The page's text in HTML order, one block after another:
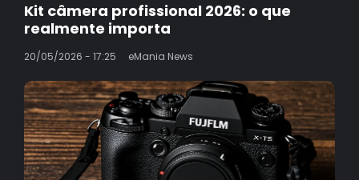
Kit câmera profissional 2026: o que
realmente importa
20/05/2026 - 17:25 eMania News